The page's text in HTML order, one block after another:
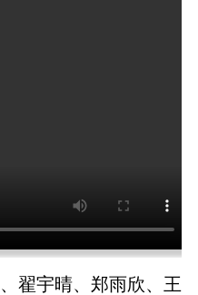
翟宇晴、郑雨欣、王